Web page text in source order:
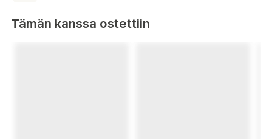
Tämän kanssa ostettiin